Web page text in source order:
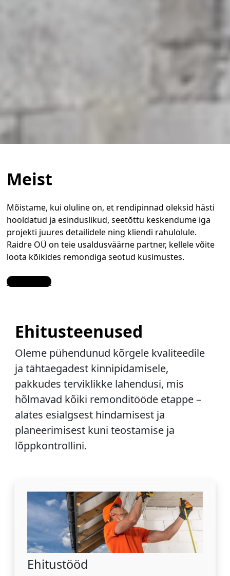
Meist
Mõistame, kui oluline on, et rendipinnad oleksid hästi
hooldatud ja esinduslikud, seetõttu keskendume iga
projekti juures detailidele ning kliendi rahulolule.
Raidre OÜ on teie usaldusväärne partner, kellele võite
loota kõikides remondiga seotud küsimustes.
Contact Us
Ehitusteenused
Oleme pühendunud kõrgele kvaliteedile
ja tähtaegadest kinnipidamisele,
pakkudes terviklikke lahendusi, mis
hõlmavad kõiki remonditööde etappe –
alates esialgsest hindamisest ja
planeerimisest kuni teostamise ja
lõppkontrollini.
Ehitustööd